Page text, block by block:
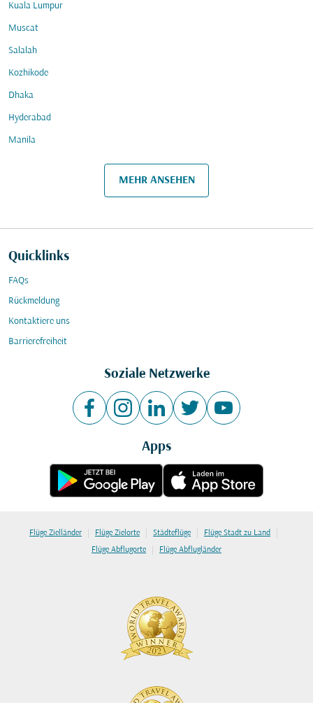
Kuala Lumpur
Muscat
Salalah
Kozhikode
Dhaka
Hyderabad
Manila
MEHR ANSEHEN
Quicklinks
FAQs
Rückmeldung
Kontaktiere uns
Barrierefreiheit
Soziale Netzwerke
Apps
Flüge Zielländer | Flüge Zielorte | Städteflüge | Flüge Stadt zu Land |
Flüge Abflugorte | Flüge Abflugländer